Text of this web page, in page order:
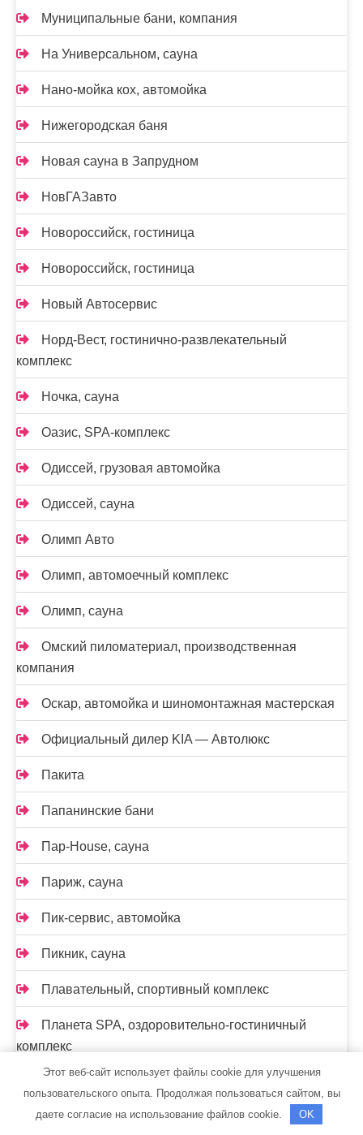
Муниципальные бани, компания
На Универсальном, сауна
Нано-мойка кох, автомойка
Нижегородская баня
Новая сауна в Запрудном
НовГАЗавто
Новороссийск, гостиница
Новороссийск, гостиница
Новый Автосервис
Норд-Вест, гостинично-развлекательный
комплекс
Ночка, сауна
Оазис, SPA-комплекс
Одиссей, грузовая автомойка
Одиссей, сауна
Олимп Авто
Олимп, автомоечный комплекс
Олимп, сауна
Омский пиломатериал, производственная
компания
Оскар, автомойка и шиномонтажная мастерская
Официальный дилер KIA — Автолюкс
Пакита
Папанинские бани
Пар-House, сауна
Париж, сауна
Пик-сервис, автомойка
Пикник, сауна
Плавательный, спортивный комплекс
Планета SPA, оздоровительно-гостиничный
комплекс
Пляжный поселок, курортный отель
Политика конфиденциальности
Этот веб-сайт использует файлы cookie для улучшения
пользовательского опыта. Продолжая пользоваться сайтом, вы
даете согласие на использование файлов cookie.
OK